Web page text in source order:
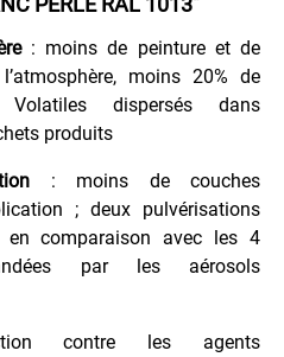
: moins de peinture et de
moins 20% de
Volatiles dispersés dans
produits
: moins de couches
; deux pulvérisations
en comparaison avec les 4
par les aérosols
contre les agents